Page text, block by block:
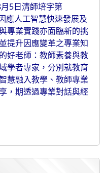
5日清師培字第
應人工智慧快速發展及
專業實踐亦面臨新的挑
提升因應變革之專業知
好老師：教師素養與教
學者專家，分別就教育
慧融入教學、教師專業
，期透過專業對話與經